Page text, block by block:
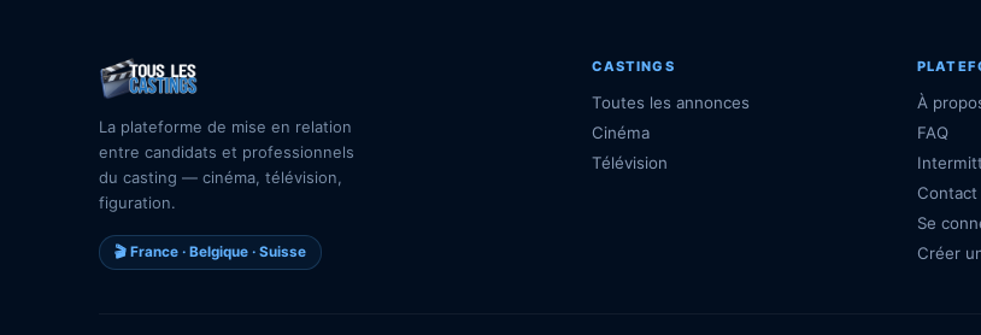
La plateforme de mise en relation
entre candidats et professionnels
du casting — cinéma, télévision,
figuration.
🎬 France · Belgique · Suisse
CASTINGS
Toutes les annonces
Cinéma
Télévision
À
FAQ
Contact
Se
Créer